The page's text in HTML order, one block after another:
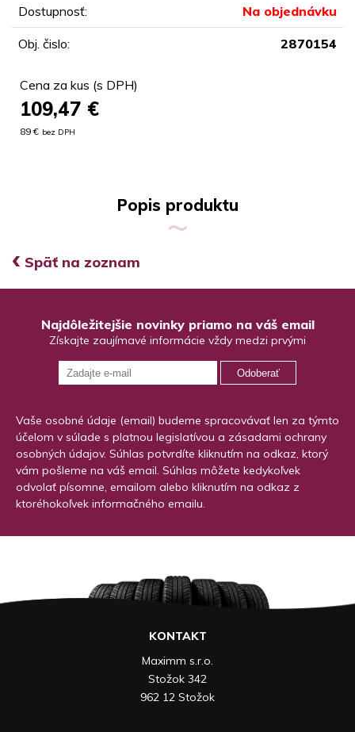
Dostupnosť: Na objednávku
Obj. čislo: 2870154
Cena za kus (s DPH)
109,47 €
89 € bez DPH
Popis produktu
‹ Späť na zoznam
Najdôležitejšie novinky priamo na váš email
Získajte zaujímavé informácie vždy medzi prvými
Odoberať
Vaše osobné údaje (email) budeme spracovávať len za týmto
účelom v súlade s platnou legislatívou a zásadami ochrany
osobných údajov. Súhlas potvrdíte kliknutím na odkaz, ktorý
vám pošleme na váš email. Súhlas môžete kedykoľvek
odvolať písomne, emailom alebo kliknutím na odkaz z
ktoréhokoľvek informačného emailu.
KONTAKT
Maximm s.r.o.
Stožok 342
962 12 Stožok